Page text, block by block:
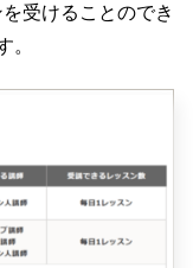
受けることのでき
。